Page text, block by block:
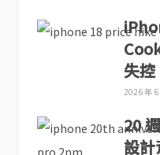
失控
2026 年 6
20
設